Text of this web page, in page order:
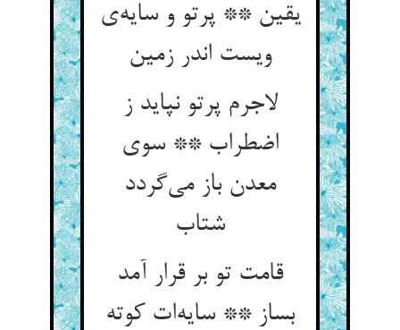
یقین ** پرتو و سایه‌ی
ویست اندر زمین
لاجرم پرتو نپاید ز
اضطراب ** سوی
معدن باز می‌گردد
شتاب
قامت تو بر قرار آمد
بساز ** سایه‌ات کوته